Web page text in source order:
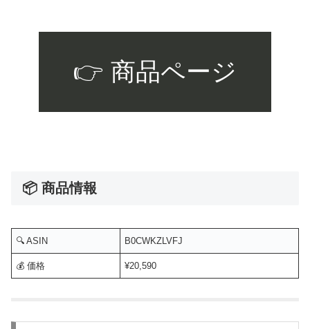
👉 商品ページ
📦 商品情報
🔍 ASIN B0CWKZLVFJ
💰 価格 ¥20,590